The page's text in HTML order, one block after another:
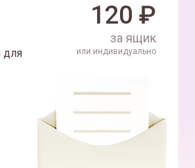
для
120 ₽
за ящик
или индивидуально